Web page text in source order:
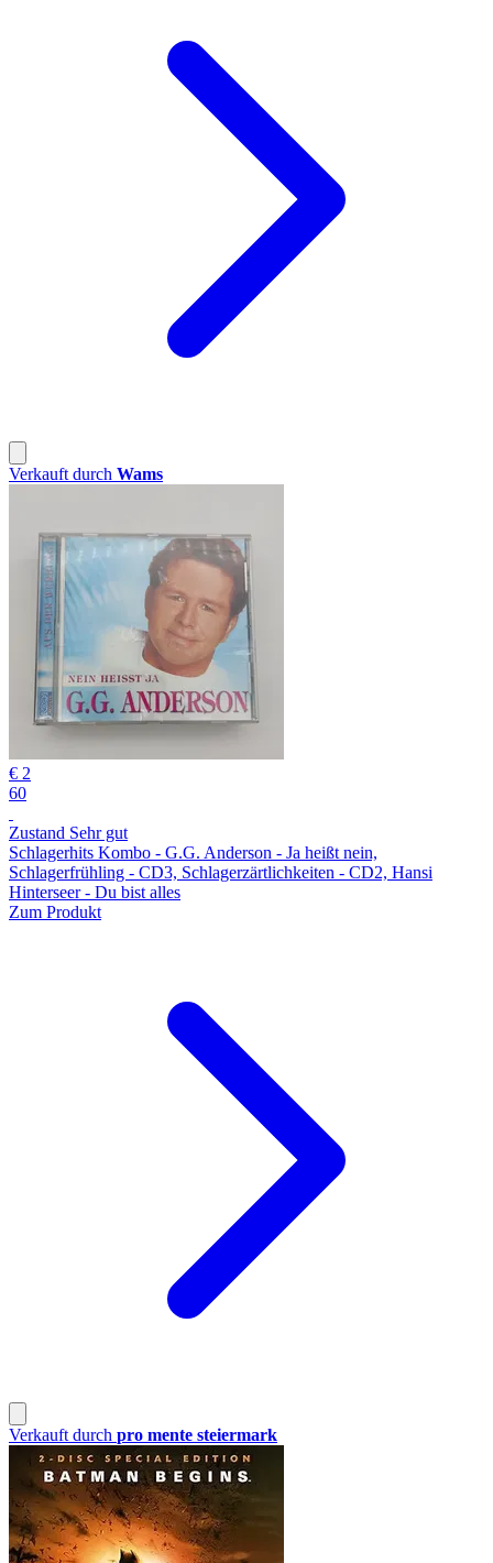
Verkauft durch Wams
€ 2
60
Zustand Sehr gut
Schlagerhits Kombo - G.G. Anderson - Ja heißt nein,
Schlagerfrühling - CD3, Schlagerzärtlichkeiten - CD2, Hansi
Hinterseer - Du bist alles
Zum Produkt
Verkauft durch pro mente steiermark